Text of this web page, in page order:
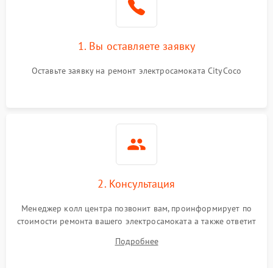
1. Вы оставляете заявку
Оставьте заявку на ремонт электросамоката CityCoco
2. Консультация
Менеджер колл центра позвонит вам, проинформирует по
стоимости ремонта вашего электросамоката а также ответит
Подробнее